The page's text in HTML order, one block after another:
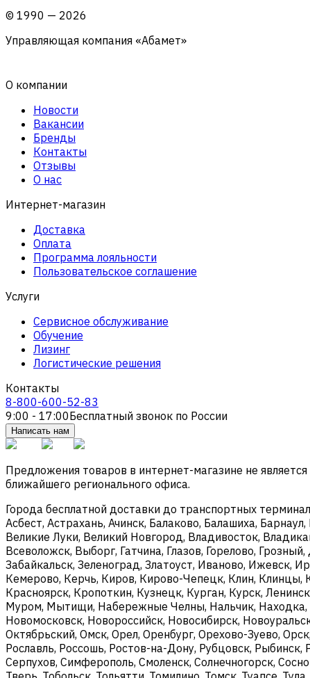
© 1990 — 2026
Управляющая компания «Абамет»
О компании
Новости
Вакансии
Бренды
Контакты
Отзывы
О нас
Интернет-магазин
Доставка
Оплата
Программа лояльности
Пользовательское соглашение
Услуги
Сервисное обслуживание
Обучение
Лизинг
Логистические решения
Контакты
8-800-600-52-83
9:00 - 17:00Бесплатный звонок по России
Написать нам
Предложения товаров в интернет-магазине не
ближайшего регионального офиса.
Города бесплатной доставки до транспортных
Асбест, Астрахань, Ачинск, Балаково, Балашиха,
Великие Луки, Великий Новгород, Владивосток,
Всеволожск, Выборг, Гатчина, Глазов, Горелово,
Забайкальск, Зеленоград, Златоуст, Иваново, Ижевск,
Кемерово, Керчь, Киров, Кирово-Чепецк, Клин, Клинцы,
Красноярск, Кропоткин, Кузнецк, Курган, Курск,
Муром, Мытищи, Набережные Челны, Нальчик,
Новомосковск, Новороссийск, Новосибирск,
Октябрьский, Омск, Орел, Оренбург, Орехово-Зуево,
Рославль, Россошь, Ростов-на-Дону, Рубцовск,
Серпухов, Симферополь, Смоленск, Солнечногорск,